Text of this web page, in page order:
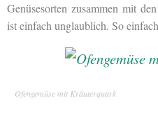
Genüsesorten zusammen mit
ist einfach unglaublich. So
Ofengemüse mit Kräuterquark